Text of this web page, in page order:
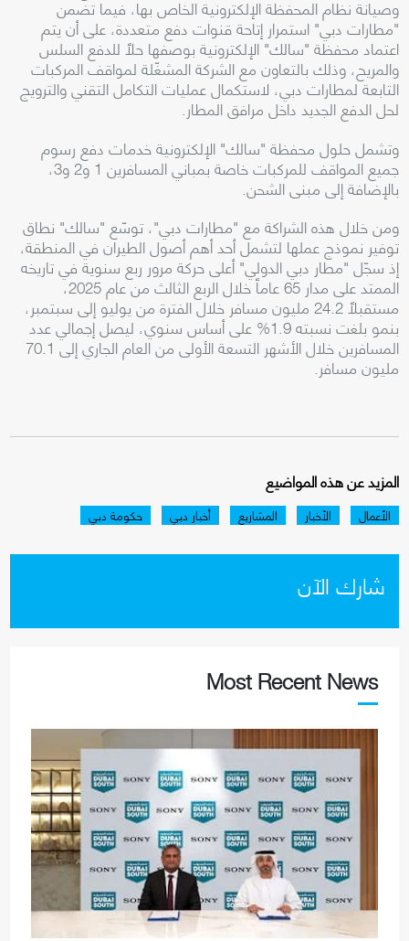
وصيانة نظام المحفظة الإلكترونية الخاص بها، فيما تضمن
"مطارات دبي" استمرار إتاحة قنوات دفع متعددة، على أن يتم
اعتماد محفظة "سالك" الإلكترونية بوصفها حلاً للدفع السلس
والمريح، وذلك بالتعاون مع الشركة المشغّلة لمواقف المركبات
التابعة لمطارات دبي، لاستكمال عمليات التكامل التقني والترويج
لحل الدفع الجديد داخل مرافق المطار.
وتشمل حلول محفظة "سالك" الإلكترونية خدمات دفع رسوم
جميع المواقف للمركبات خاصة بمباني المسافرين 1 و2 و3،
بالإضافة إلى مبنى الشحن.
ومن خلال هذه الشراكة مع "مطارات دبي"، توسّع "سالك" نطاق
توفير نموذج عملها لتشمل أحد أهم أصول الطيران في المنطقة،
إذ سجّل "مطار دبي الدولي" أعلى حركة مرور ربع سنوية في تاريخه
الممتد على مدار 65 عاماً خلال الربع الثالث من عام 2025،
مستقبلاً 24.2 مليون مسافر خلال الفترة من يوليو إلى سبتمبر،
بنمو بلغت نسبته 1.9% على أساس سنوي، ليصل إجمالي عدد
المسافرين خلال الأشهر التسعة الأولى من العام الجاري إلى 70.1
مليون مسافر.
المزيد عن هذه المواضيع
الأعمال الأخبار المشاريع أخبار دبي حكومة دبي
شارك الآن
Most Recent News